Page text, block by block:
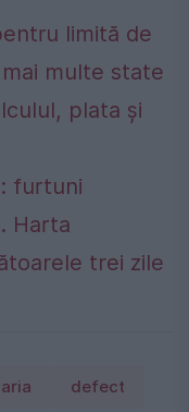
limită de
multe state
plata și
furtuni
Harta
trei zile
defect